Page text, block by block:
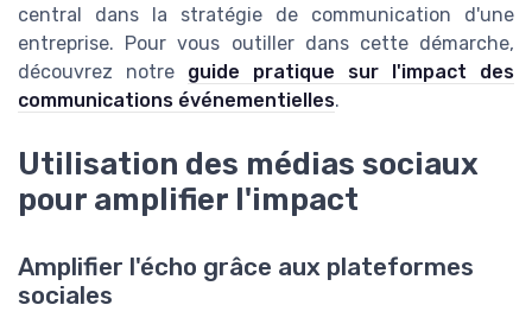
central dans la stratégie de communication d'une
entreprise. Pour vous outiller dans cette démarche,
découvrez notre guide pratique sur l'impact des
communications événementielles.
Utilisation des médias sociaux
pour amplifier l'impact
Amplifier l'écho grâce aux plateformes
sociales